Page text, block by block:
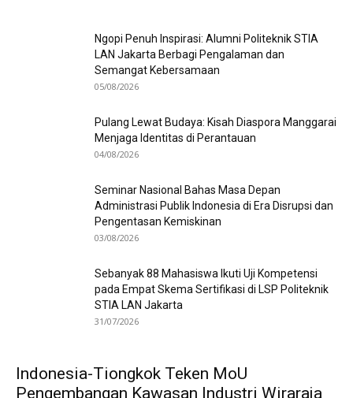
Ngopi Penuh Inspirasi: Alumni Politeknik STIA
LAN Jakarta Berbagi Pengalaman dan
Semangat Kebersamaan
05/08/2026
Pulang Lewat Budaya: Kisah Diaspora Manggarai
Menjaga Identitas di Perantauan
04/08/2026
Seminar Nasional Bahas Masa Depan
Administrasi Publik Indonesia di Era Disrupsi dan
Pengentasan Kemiskinan
03/08/2026
Sebanyak 88 Mahasiswa Ikuti Uji Kompetensi
pada Empat Skema Sertifikasi di LSP Politeknik
STIA LAN Jakarta
31/07/2026
Indonesia-Tiongkok Teken MoU
Pengembangan Kawasan Industri Wiraraja